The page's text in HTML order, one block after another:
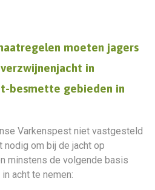
moeten jagers
in
besmette gebieden in
Varkenspest niet vastgesteld
nodig om bij de jacht op
minstens de volgende basis
acht te nemen: